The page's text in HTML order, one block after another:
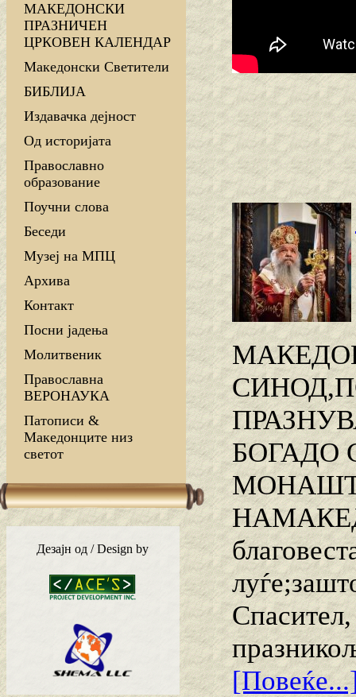
МАКЕДОНСКИ
ПРАЗНИЧЕН
ЦРКОВЕН КАЛЕНДАР
Македонски Светители
БИБЛИЈА
Издавачка дејност
Од историјата
Православно
образование
Поучни слова
Беседи
Музеј на МПЦ
Архива
Контакт
Посни јадења
Молитвеник
Православна
ВЕРОНАУКА
Патописи &
Македонците низ
светот
Дезајн од / Design by
БОГАДО